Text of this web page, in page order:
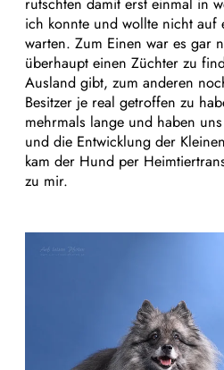
ich konnte und wollte nicht auf
warten. Zum Einen war es gar
überhaupt einen Züchter zu
Ausland gibt, zum anderen
Besitzer je real getroffen zu
mehrmals lange und haben
und die Entwicklung der
kam der Hund per
zu mir.